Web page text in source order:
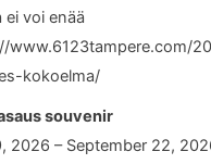
ei voi enää
www.6123tampere.com/
kokoelma/
souvenir
2026 – September 22,